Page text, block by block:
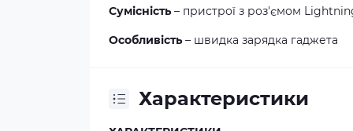
Сумісність – пристрої з роз'ємом
Особливість – швидка зарядка гаджета
Характеристики